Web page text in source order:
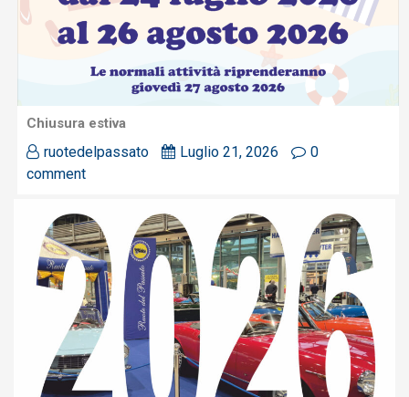
Chiusura estiva
ruotedelpassato Luglio 21, 2026
0
comment